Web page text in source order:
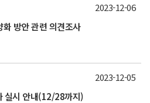
방안 관련 의견조사
2023-12-06
실시 안내(12/28까지)
2023-12-05